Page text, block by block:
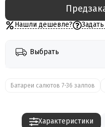
Нашли дешевле?
Выбрать
Батареи салютов 7-36 залпов
Характеристики